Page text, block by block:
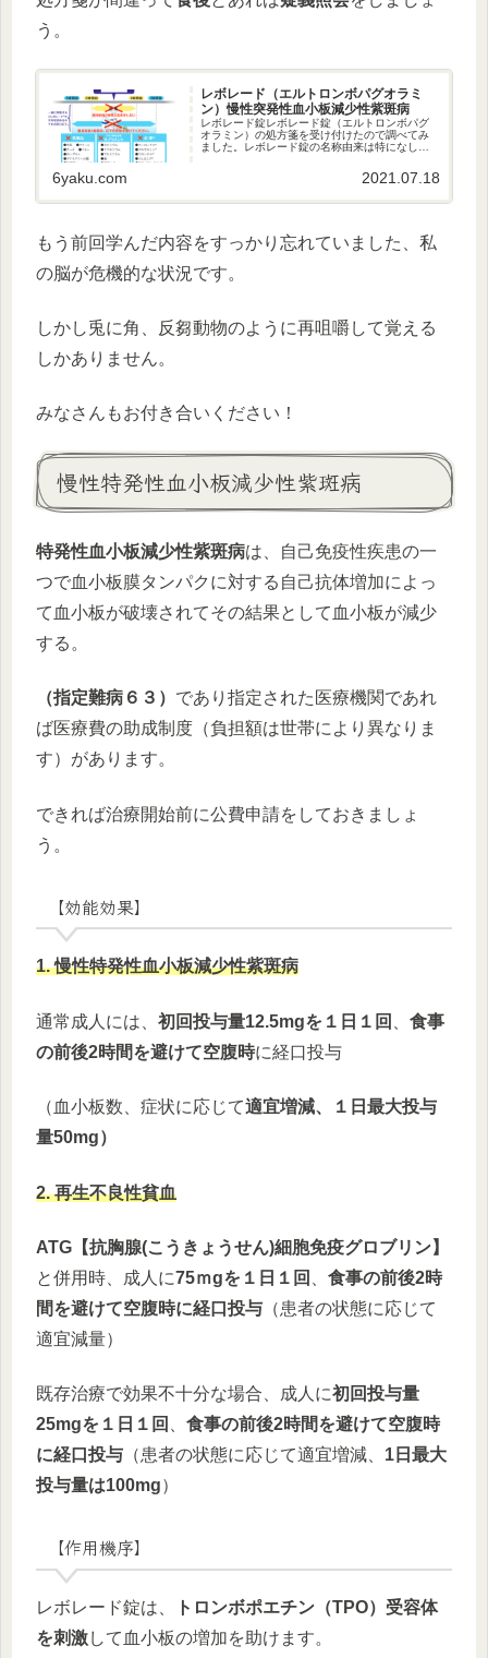
う。
レボレード（エルトロンボパグオラミ
ン）慢性突発性血小板減少性紫斑病
レボレード錠レボレード錠（エルトロンボパグ
オラミン）の処方箋を受け付けたので調べてみ
ました。レボレード錠の名称由来は特になしト
症】1. 慢性特発性血小板減少性紫斑病初回は
6yaku.com 2021.07.18
もう前回学んだ内容をすっかり忘れていました、私
の脳が危機的な状況です。
しかし兎に角、反芻動物のように再咀嚼して覚える
しかありません。
みなさんもお付き合いください！
慢性特発性血小板減少性紫斑病
特発性血小板減少性紫斑病は、自己免疫性疾患の一
つで血小板膜タンパクに対する自己抗体増加によっ
て血小板が破壊されてその結果として血小板が減少
する。
（指定難病６３） であり指定された医療機関であれ
ば医療費の助成制度（負担額は世帯により異なりま
す）があります。
できれば治療開始前に公費申請をしておきましょ
う。
【効能効果】
1. 慢性特発性血小板減少性紫斑病
通常成人には、 初回投与量12.5mgを１日１回
食事
の前後2時間を避けて空腹時に経口投与
（血小板数、症状に応じて適宜増減、
１日最大投与
量50mg）
2. 再生不良性貧血
ATG【抗胸腺(こうきょうせん)細胞免疫グロブリン】
と併用時、成人に75ｍgを１日１回
食事の前後2時
間を避けて空腹時に経口投与 （患者の状態に応じて
適宜減量）
既存治療で効果不十分な場合、成人に初回投与量
25mgを１日１回
食事の前後2時間を避けて空腹時
に経口投与 （患者の状態に応じて適宜増減、 1日最大
投与量は100mg）
【作用機序】
レボレード錠は、
トロンボポエチン（TPO）受容体
を刺激して血小板の増加を助けます。